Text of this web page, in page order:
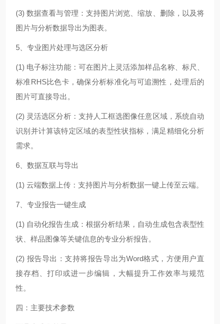
(3) 数据查看与管理：支持图片浏览、缩放、删除，以及将
图片与分析数据导出为图表。
5、专业图片处理与选区分析
(1) 电子标注功能：可在图片上灵活添加样品名称、标尺、
标准RHS比色卡，确保分析标准化与可追溯性，处理后的
图片可直接导出。
(2) 灵活选区分析：支持人工框选图像任意区域，系统自动
识别并计算该特定区域的表型性状指标，满足精细化分析
需求。
6、数据互联与导出
(1) 云端数据上传：支持图片与分析数据一键上传至云端。
7、专业报告一键生成
(1) 自动化报告生成：根据分析结果，自动生成包含表型性
状、样品图像等关键信息的专业分析报告。
(2) 报告导出：支持将报告导出为Word格式，方便用户直
接存档、打印或进一步编辑，大幅提升工作效率与规范
性。
四：主要技术参数